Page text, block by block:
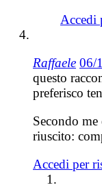
Accedi
Raffaele 06/
questo
preferisco
Secondo
riuscito:
Accedi per